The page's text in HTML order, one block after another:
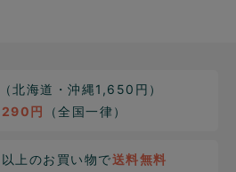
（北海道・沖縄1,650円）
290円 （全国一律）
以上のお買い物で送料無料